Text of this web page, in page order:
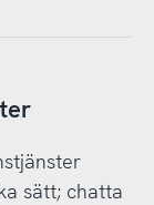
sätt; chatta